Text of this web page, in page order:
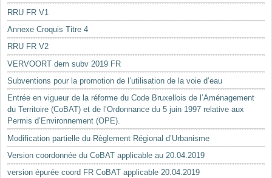
RRU FR V1
Annexe Croquis Titre 4
RRU FR V2
VERVOORT dem subv 2019 FR
Subventions pour la promotion de l’utilisation de la voie d’eau
Entrée en vigueur de la réforme du Code Bruxellois de l’Aménagement
du Territoire (CoBAT) et de l’Ordonnance du 5 juin 1997 relative aux
Permis d’Environnement (OPE).
Modification partielle du Règlement Régional d’Urbanisme
Version coordonnée du CoBAT applicable au 20.04.2019
version épurée coord FR CoBAT applicable 20.04.2019